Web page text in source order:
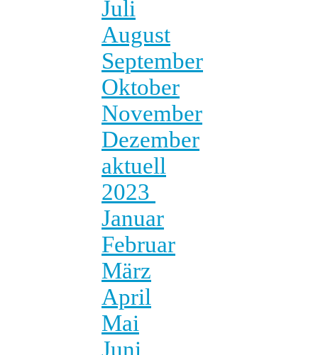
Juli
August
September
Oktober
November
Dezember
aktuell
2023
Januar
Februar
März
April
Mai
Juni